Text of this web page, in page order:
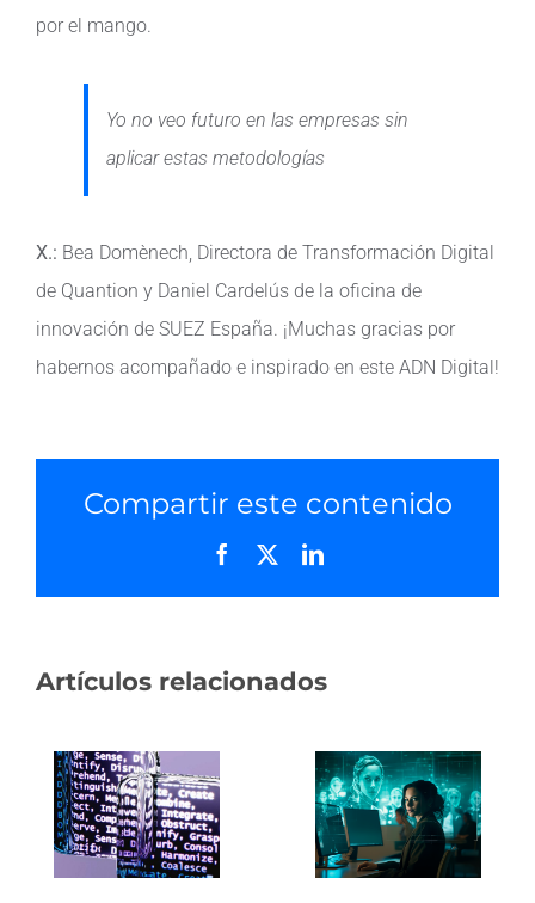
por el mango.
Yo no veo futuro en las empresas sin
aplicar estas metodologías
X.: Bea Domènech, Directora de Transformación Digital
de Quantion y Daniel Cardelús de la oficina de
innovación de SUEZ España. ¡Muchas gracias por
habernos acompañado e inspirado en este ADN Digital!
Compartir este contenido
Facebook LinkedIn
Artículos relacionados